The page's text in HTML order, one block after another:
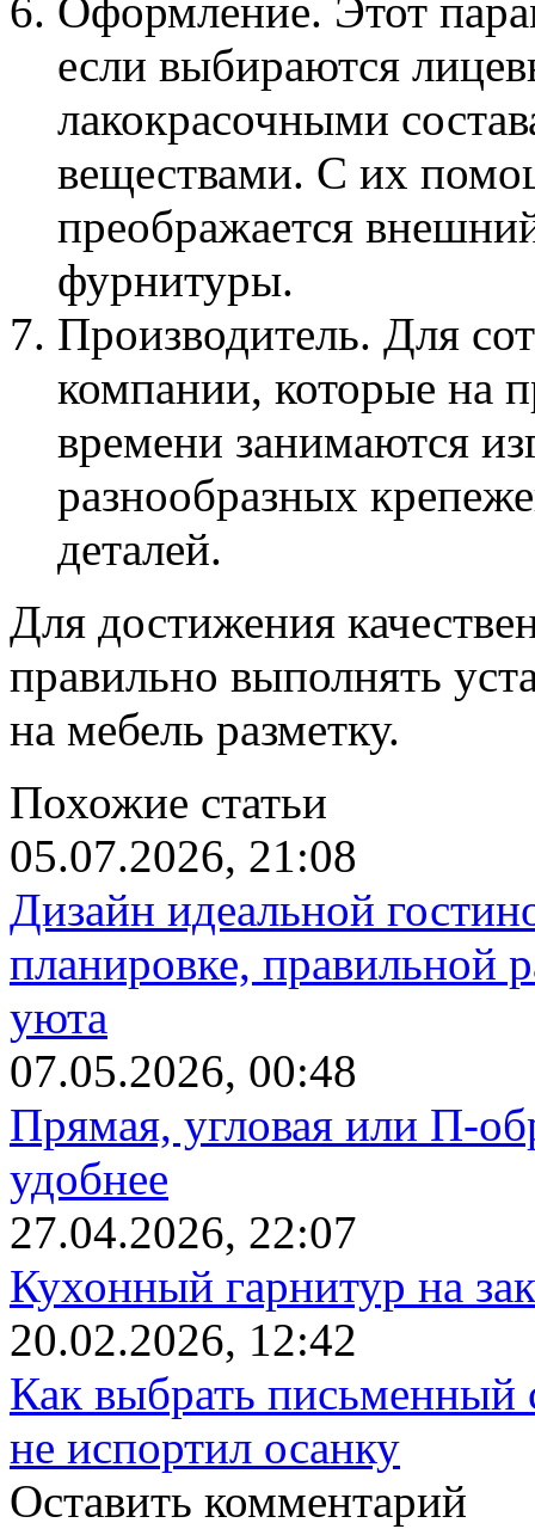
Оформление. Этот
если выбираются
лакокрасочными
веществами. С их
преображается
фурнитуры.
Производитель. Для
компании, которые на
времени занимаются
разнообразных
деталей.
Для достижения
правильно выполнять
на мебель разметку.
Похожие статьи
05.07.2026, 21:08
Дизайн идеальной
планировке, правильной
уюта
07.05.2026, 00:48
Прямая, угловая или П-
удобнее
27.04.2026, 22:07
Кухонный гарнитур на
20.02.2026, 12:42
Как выбрать письменный
не испортил осанку
Оставить комментарий